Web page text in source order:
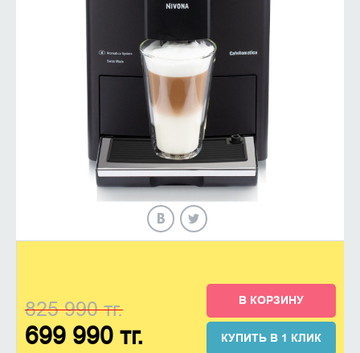
825 990 тг.
699 990 тг.
В КОРЗИНУ
КУПИТЬ В 1 КЛИК